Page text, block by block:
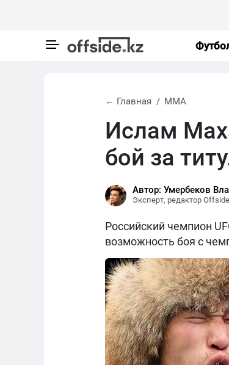
← Главная MMA
Ислам
бой за
Автор: Умербеков
Эксперт, редактор
Российский чемпион
возможность боя с